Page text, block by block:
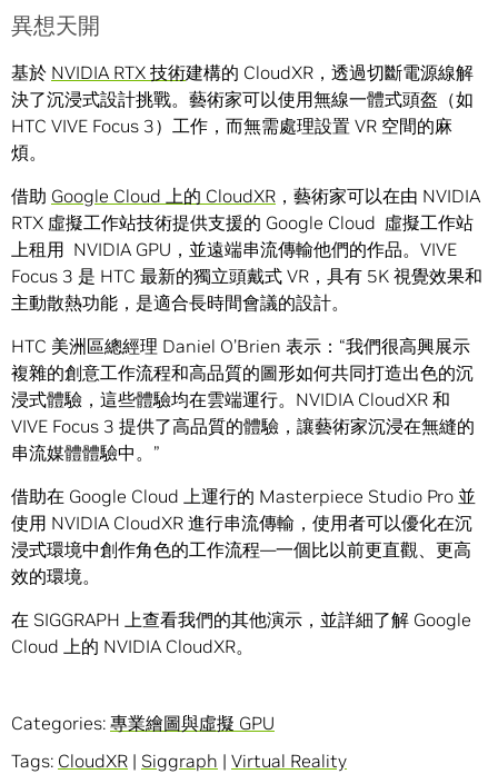
異想天開
基於 NVIDIA RTX 技術建構的 CloudXR，透過切斷電源線解
決了沉浸式設計挑戰。藝術家可以使用無線一體式頭盔（如
HTC VIVE Focus 3）工作，而無需處理設置 VR 空間的麻
煩。
借助 Google Cloud 上的 CloudXR ，藝術家可以在由 NVIDIA
RTX 虛擬工作站技術提供支援的 Google Cloud 虛擬工作站
上租用 NVIDIA GPU，並遠端串流傳輸他們的作品。VIVE
Focus 3 是 HTC 最新的獨立頭戴式 VR，具有 5K 視覺效果和
主動散熱功能，是適合長時間會議的設計。
HTC 美洲區總經理 Daniel O’Brien 表示：“我們很高興展示
複雜的創意工作流程和高品質的圖形如何共同打造出色的沉
浸式體驗，這些體驗均在雲端運行。NVIDIA CloudXR 和
VIVE Focus 3 提供了高品質的體驗，讓藝術家沉浸在無縫的
串流媒體體驗中。”
借助在 Google Cloud 上運行的 Masterpiece Studio Pro 並
使用 NVIDIA CloudXR 進行串流傳輸，使用者可以優化在沉
浸式環境中創作角色的工作流程—一個比以前更直觀、更高
效的環境。
在 SIGGRAPH 上查看我們的其他演示，並詳細了解 Google
Cloud 上的 NVIDIA CloudXR。
Categories: 專業繪圖與虛擬 GPU
Tags: CloudXR | Siggraph | Virtual Reality